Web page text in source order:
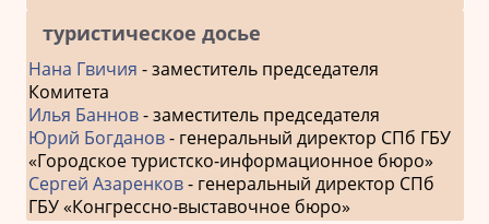
туристическое досье
Нана Гвичия - заместитель председателя
Комитета
Илья Баннов- заместитель председателя
Юрий Богданов- генеральный директор СПб ГБУ
«Городское туристско-информационное бюро»
Сергей Азаренков- генеральный директор СПб
ГБУ «Конгрессно-выставочное бюро»